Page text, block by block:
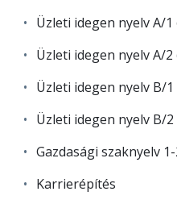
Üzleti idegen nyelv A/
Üzleti idegen nyelv A/
Üzleti idegen nyelv B/
Üzleti idegen nyelv B/
Gazdasági szaknyelv
Karrierépítés